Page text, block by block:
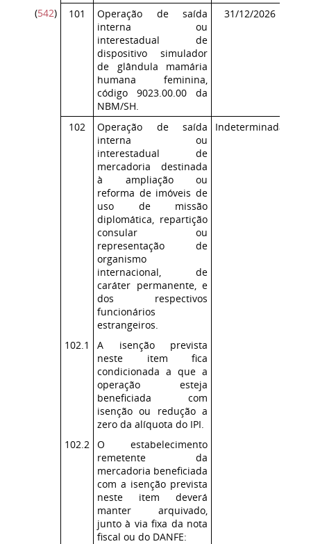
(542) 101
Operação de saída
interna ou
interestadual de
dispositivo simulador
de glândula mamária
humana feminina,
código 9023.00.00 da
NBM/SH.
31/12/2026
102
Operação de saída
interna ou
interestadual de
mercadoria destinada
à ampliação ou
reforma de imóveis de
uso de missão
diplomática, repartição
consular ou
representação de
organismo
internacional, de
caráter permanente, e
dos respectivos
funcionários
estrangeiros.
Indeterminada
102.1
A isenção prevista
neste item fica
condicionada a que a
operação esteja
beneficiada com
isenção ou redução a
zero da alíquota do IPI.
102.2 O estabelecimento
remetente da
mercadoria beneficiada
com a isenção prevista
neste item deverá
manter arquivado,
junto à via fixa da nota
fiscal ou do DANFE: